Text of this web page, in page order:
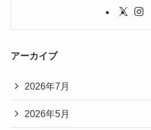
アーカイブ
2026年7月
2026年5月